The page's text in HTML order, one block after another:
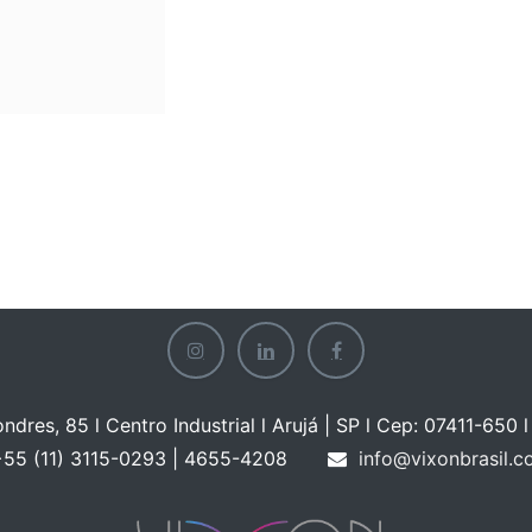
85 l Centro Industrial l Arujá | SP l Cep: 07411-650 l
(11) 3115-0293 | 4655-4208